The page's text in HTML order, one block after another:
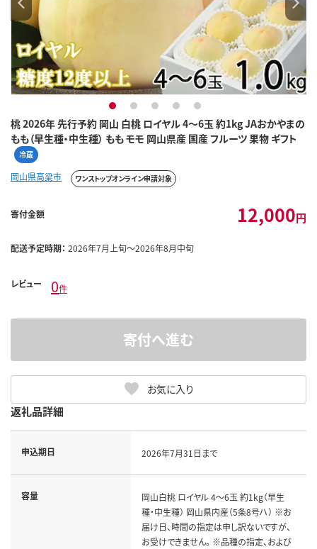
桃 2026年 先行予約 岡山 白桃 ロイヤル 4～6玉 約1kg JAおかやまの
もも（早生種・中生種） もも モモ 岡山県産 国産 フルーツ 果物 ギフト
冷蔵
1 2 3 4 5
岡山県高梁市 ワンストップオンライン申請対象
寄付金額 12,000円
配送予定時期： 2026年7月上旬～2026年8月中旬
レビュー 0件
お気に入り
寄付へ進む
返礼品詳細
申込期日 2026年7月31日まで
容量
岡山白桃 ロイヤル 4～6玉 約1kg（早生
種・中生種） 岡山県内産（5条8号ハ） ※お
届け日、時間の指定は申し訳ないですが、
お受けできません。 ※品種の指定、および